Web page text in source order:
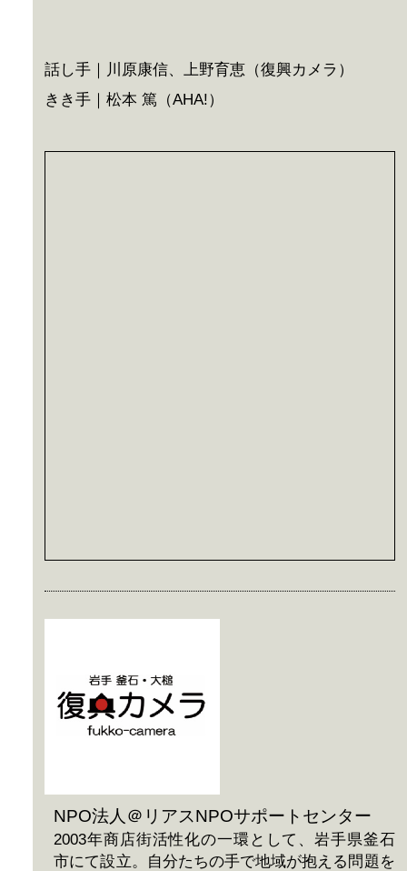
話し手｜川原康信、上野育恵（復興カメラ）
きき手｜松本 篤（AHA!）
NPO法人＠リアスNPOサポートセンター
2003年商店街活性化の一環として、岩手県釜石
市にて設立。自分たちの手で地域が抱える問題を